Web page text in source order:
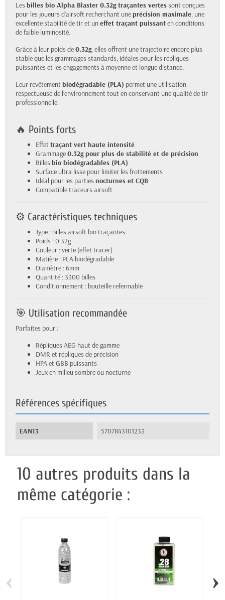
Lesbilles bio Alpha Blaster 0.32g traçantes vertessont conçues
pour les joueurs d’airsoft recherchant uneprécision maximale, une
excellente stabilité de tir et uneffet traçant puissanten conditions
de faible luminosité.
Grâce à leur poids de0.32g, elles offrent une trajectoire encore plus
stable que les grammages standards, idéales pour les répliques
puissantes et les engagements à moyenne et longue distance.
Leur revêtement biodégradable (PLA) permet une utilisation
respectueuse de l’environnement tout en conservant une qualité de tir
professionnelle.
🔥 Points forts
Effet traçant vert haute intensité
Grammage0.32g pour plus de stabilité et de précision
Billesbio biodégradables (PLA)
Surface ultra lisse pour limiter les frottements
Idéal pour les partiesnocturnes et CQB
Compatible traceurs airsoft
⚙️ Caractéristiques techniques
Type : billes airsoft bio traçantes
Poids : 0.32g
Couleur : verte (effet tracer)
Matière : PLA biodégradable
Diamètre : 6mm
Quantité : 3300 billes
Conditionnement : bouteille refermable
🎯 Utilisation recommandée
Parfaites pour :
Répliques AEG haut de gamme
DMR et répliques de précision
HPA et GBB puissants
Jeux en milieu sombre ou nocturne
Références spécifiques
EAN13 5707843101233
10 autres produits dans la
même catégorie :
‹ ›